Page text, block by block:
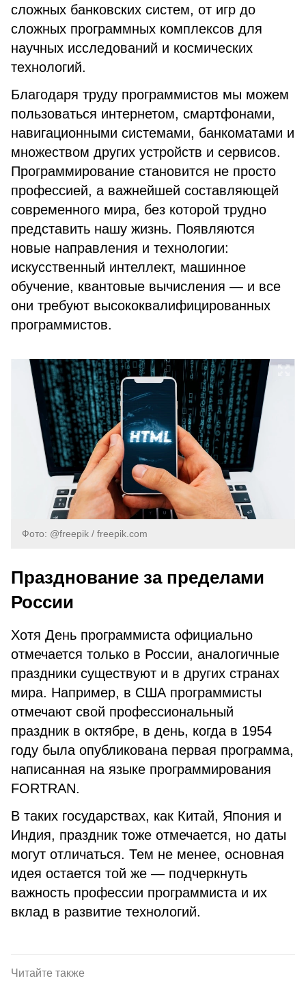
сложных банковских систем, от игр до
сложных программных комплексов для
научных исследований и космических
технологий.
Благодаря труду программистов мы можем
пользоваться интернетом, смартфонами,
навигационными системами, банкоматами и
множеством других устройств и сервисов.
Программирование становится не просто
профессией, а важнейшей составляющей
современного мира, без которой трудно
представить нашу жизнь. Появляются
новые направления и технологии:
искусственный интеллект, машинное
обучение, квантовые вычисления — и все
они требуют высококвалифицированных
программистов.
Фото: @freepik / freepik.com
Празднование за пределами
России
Хотя День программиста официально
отмечается только в России, аналогичные
праздники существуют и в других странах
мира. Например, в США программисты
отмечают свой профессиональный
праздник в октябре, в день, когда в 1954
году была опубликована первая программа,
написанная на языке программирования
FORTRAN.
В таких государствах, как Китай, Япония и
Индия, праздник тоже отмечается, но даты
могут отличаться. Тем не менее, основная
идея остается той же — подчеркнуть
важность профессии программиста и их
вклад в развитие технологий.
Читайте также